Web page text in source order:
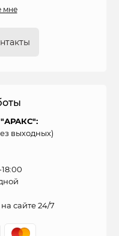
мне
"АРАКС":
выходных)
сайте 24/7